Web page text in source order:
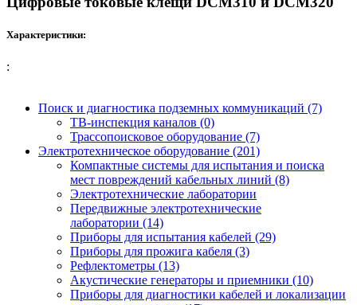
Характеристики:
:
Поиск и диагностика подземных коммуникаций (7)
ТВ-инспекция каналов (0)
Трассопоисковое оборудование (7)
Электротехническое оборудование (201)
Компактные системы для испытания и поиска
мест повреждений кабельных линий (8)
Электротехнические лаборатории
Передвижные электротехнические
лаборатории (14)
Приборы для испытания кабелей (29)
Приборы для прожига кабеля (3)
Рефлектометры (13)
Акустические генераторы и приемники (10)
Приборы для диагностики кабелей и локализации